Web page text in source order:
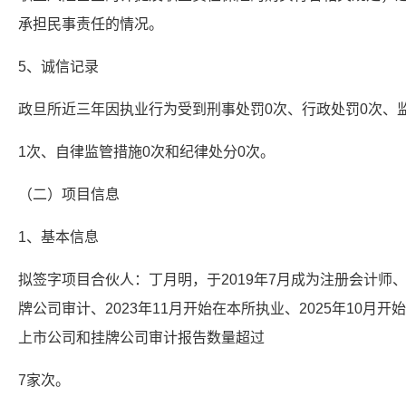
承担民事责任的情况。
5、诚信记录
政旦所近三年因执业行为受到刑事处罚0次、行政处罚0次、
1次、自律监管措施0次和纪律处分0次。
（二）项目信息
1、基本信息
拟签字项目合伙人：丁月明，于2019年7月成为注册会计师
牌公司审计、2023年11月开始在本所执业、2025年10月开
上市公司和挂牌公司审计报告数量超过
7家次。